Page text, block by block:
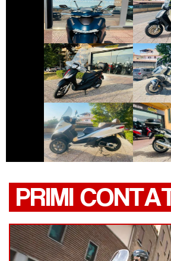
HONDA SH
PIAGGIO MEDLEY
€ 2.990 € €
PIAGGIO MP3
€ 2.490 € €
PRIMI